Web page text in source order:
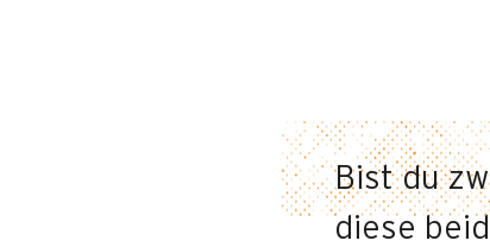
Bist du
diese